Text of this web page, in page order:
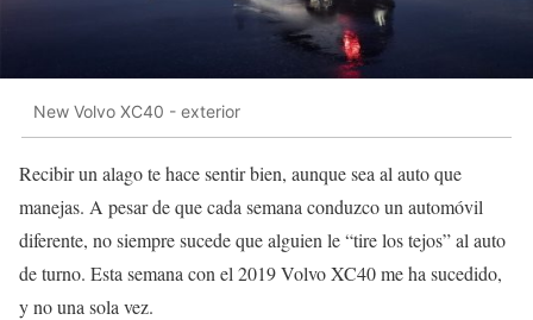
New Volvo XC40 - exterior
Recibir un alago te hace sentir bien, aunque sea al auto que
manejas. A pesar de que cada semana conduzco un automóvil
diferente, no siempre sucede que alguien le “tire los tejos” al auto
de turno. Esta semana con el 2019 Volvo XC40 me ha sucedido,
y no una sola vez.